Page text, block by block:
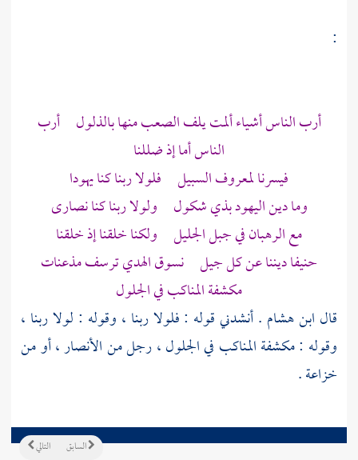
:
أرب الناس أشياء ألمت يلف الصعب منها بالذلول أرب
الناس أما إذ ضللنا
فيسرنا لمعروف السبيل فلولا ربنا كنا يهودا
وما ديناليهودبذي شكول ولولا ربنا كنا نصارى
مع الرهبان في جبل الجليل ولكنا خلقنا إذ خلقنا
حنيفا ديننا عن كل جيل نسوق الهدي ترسف مذعنات
مكشفة المناكب في الجلول
قال ابن هشام . أنشدني قوله : فلولا ربنا ، وقوله : لولا ربنا ،
وقوله : مكشفة المناكب في الجلول ، رجل منالأنصار، أو من
خزاعة.
التالي السابق